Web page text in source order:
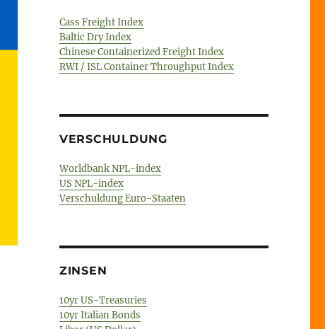
Cass Freight Index
Baltic Dry Index
Chinese Containerized Freight Index
RWI / ISL Container Throughput Index
VERSCHULDUNG
Worldbank NPL-index
US NPL-index
Verschuldung Euro-Staaten
ZINSEN
10yr US-Treasuries
10yr Italian Bonds